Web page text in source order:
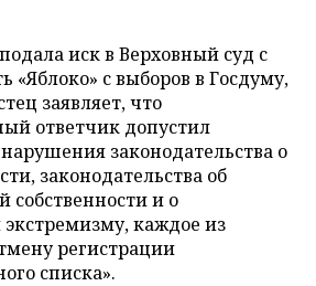
иск в Верховный суд с
«Яблоко» с выборов в Госдуму,
заявляет, что
ответчик допустил
законодательства о
законодательства об
собственности и о
каждое из
регистрации
списка».